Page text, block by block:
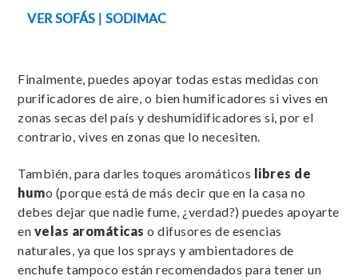
VER SOFÁS | SODIMAC
Finalmente, puedes apoyar todas estas medidas con
purificadores de aire, o bien humificadores si vives en
zonas secas del país y deshumidificadores si, por el
contrario, vives en zonas que lo necesiten.
También, para darles toques aromáticos libres de
humo (porque está de más decir que en la casa no
debes dejar que nadie fume, ¿verdad?) puedes apoyarte
en velas aromáticas o difusores de esencias
naturales, ya que los sprays y ambientadores de
enchufe tampoco están recomendados para tener un